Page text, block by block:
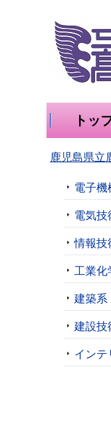
トッ
鹿児島県立
電子機
電気技
情報技
工業化
建築系
建設技
インテ